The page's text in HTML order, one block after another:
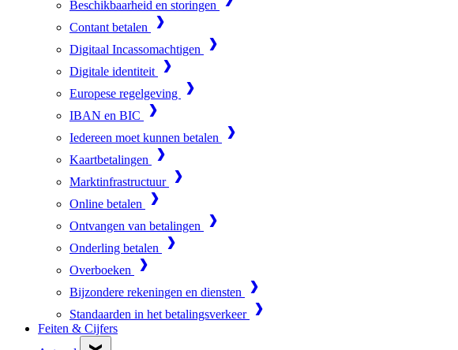
Beschikbaarheid en storingen
Contant betalen
Digitaal Incassomachtigen
Digitale identiteit
Europese regelgeving
IBAN en BIC
Iedereen moet kunnen betalen
Kaartbetalingen
Marktinfrastructuur
Online betalen
Ontvangen van betalingen
Onderling betalen
Overboeken
Bijzondere rekeningen en diensten
Standaarden in het betalingsverkeer
Feiten & Cijfers